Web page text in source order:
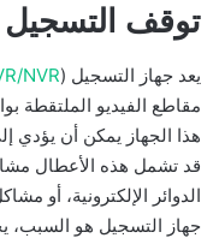
توقف التسجيل
يعد جهاز التسجيل (NVR
مقاطع الفيديو الملتقطة
هذا الجهاز يمكن أن
قد تشمل هذه الأعطال
الدوائر الإلكترونية، أو
جهاز التسجيل هو السبب،